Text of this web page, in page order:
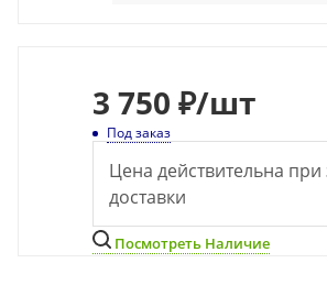
3 750 ₽/шт
Под заказ
Цена действительна при
доставки
Посмотреть Наличие